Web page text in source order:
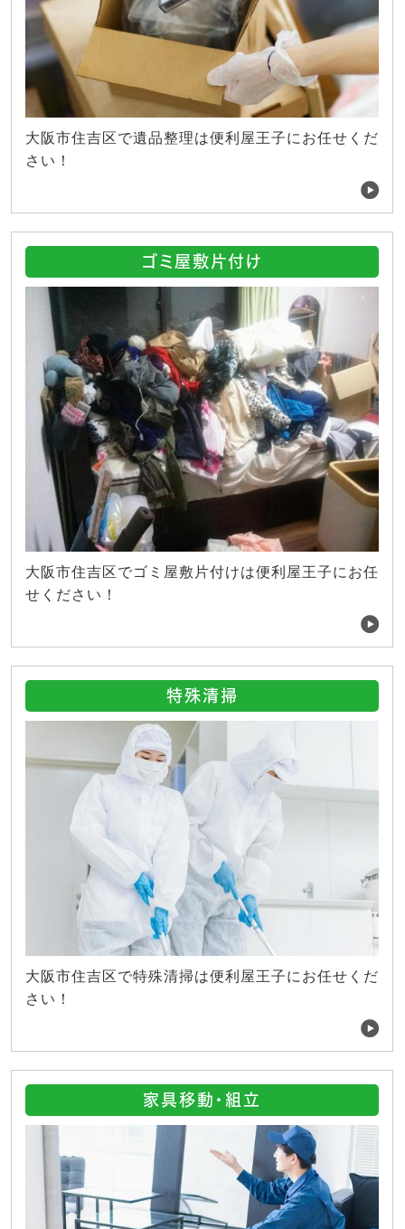
大阪市住吉区で遺品整理は便利屋王子にお任せくだ
さい！
ゴミ屋敷片付け
大阪市住吉区でゴミ屋敷片付けは便利屋王子にお任
せください！
特殊清掃
大阪市住吉区で特殊清掃は便利屋王子にお任せくだ
さい！
家具移動・組立